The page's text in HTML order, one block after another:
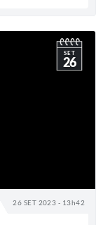
26 SET 2023 - 13h42
SET
26